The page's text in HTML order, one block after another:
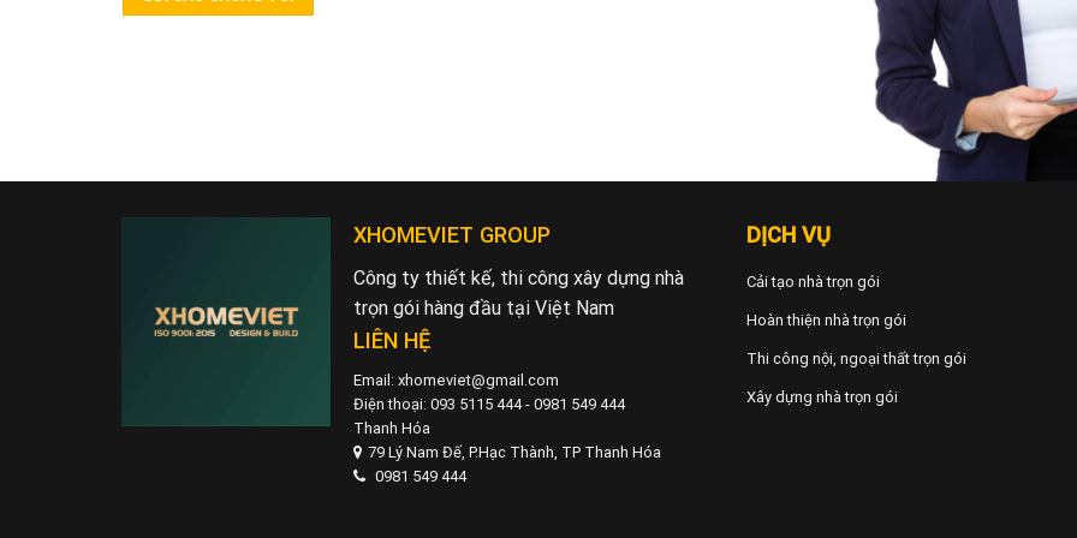
XHOMEVIET GROUP
Công ty thiết kế, thi công xây dựng nhà
trọn gói hàng đầu tại Việt Nam
LIÊN HỆ
Email: xhomeviet@gmail.com
Điện thoại: 093 5115 444 - 0981 549 444
Thanh Hóa
79 Lý Nam Đế, P.Hạc Thành, TP Thanh Hóa
0981 549 444
DỊCH VỤ
Cải tạo nhà trọn gói
Hoàn thiện nhà trọn gói
Thi công nội, ngoại thất trọn gói
Xây dựng nhà trọn gói